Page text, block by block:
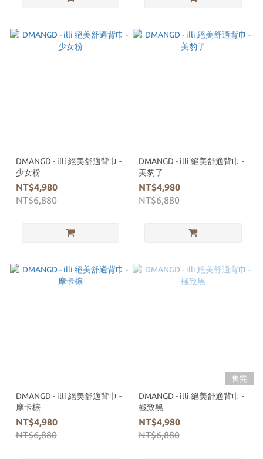
DMANGD - illi 絕美舒適背巾 -
少女粉
NT$4,980
NT$6,880
DMANGD - illi 絕美舒適背巾 -
美豹了
NT$4,980
NT$6,880
DMANGD - illi 絕美舒適背巾 -
摩卡棕
NT$4,980
NT$6,880
售完
DMANGD - illi 絕美舒適背巾 -
極致黑
NT$4,980
NT$6,880